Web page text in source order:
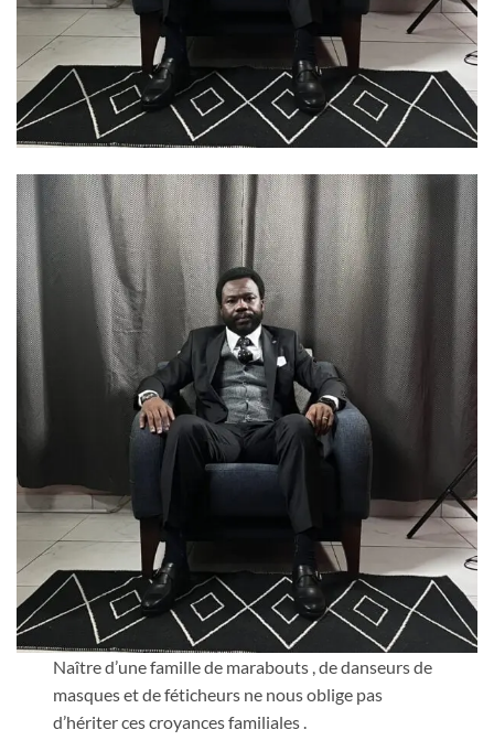
Naître d’une famille de marabouts , de danseurs de
masques et de féticheurs ne nous oblige pas
d’hériter ces croyances familiales .